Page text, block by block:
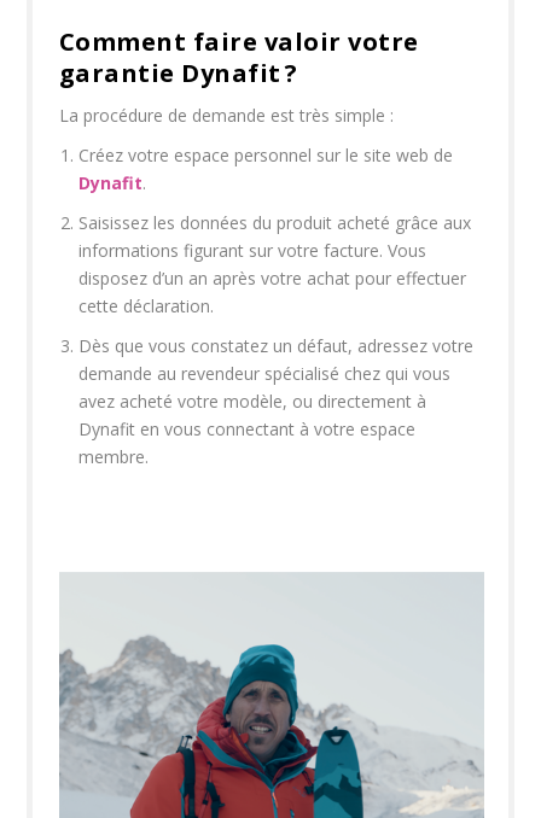
Comment faire valoir votre
garantie Dynafit ?
La procédure de demande est très simple :
Créez votre espace personnel sur le site web de
Dynafit.
Saisissez les données du produit acheté grâce aux
informations figurant sur votre facture. Vous
disposez d’un an après votre achat pour effectuer
cette déclaration.
Dès que vous constatez un défaut, adressez votre
demande au revendeur spécialisé chez qui vous
avez acheté votre modèle, ou directement à
Dynafit en vous connectant à votre espace
membre.